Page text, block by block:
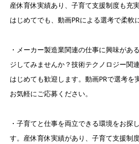
産休育休実績あり、子育て支援制度も充
はじめてでも、動画PRによる選考で柔軟
・メーカー製造業関連の仕事に興味があ
ジしてみませんか？技術テクノロジー関
はじめても歓迎します。動画PRで選考を
お気軽にご応募ください。
・子育てと仕事を両立できる環境をお探
す。産休育休実績があり、子育て支援制